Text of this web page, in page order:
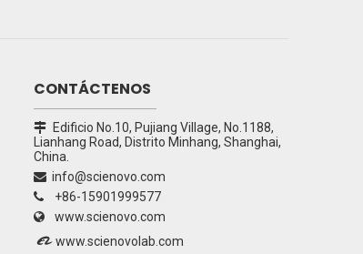
CONTÁCTENOS

Edificio No.10, Pujiang Village, No.1188,
Lianhang Road, Distrito Minhang, Shanghai,
China.
info@scienovo.com
 +86-15901999577
 www.scienovo.com
www.scienovolab.com